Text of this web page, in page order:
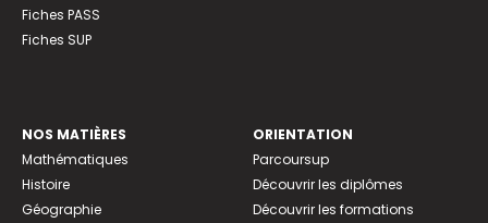
Fiches PASS
Fiches SUP
NOS MATIÈRES
Mathématiques
Histoire
Géographie
ORIENTATION
Parcoursup
Découvrir les diplômes
Découvrir les formations